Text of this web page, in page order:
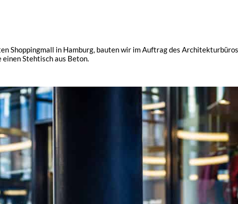
Shoppingmall in Hamburg, bauten wir im Auftrag des
Stehtisch aus Beton.